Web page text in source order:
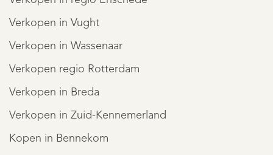
Verkopen in Vught
Verkopen in Wassenaar
Verkopen regio Rotterdam
Verkopen in Breda
Verkopen in Zuid-Kennemerland
Kopen in Bennekom